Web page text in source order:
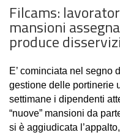
Filcams:
mansioni
produce
E’ cominciata nel segno
gestione delle portinerie
settimane i dipendenti
“nuove” mansioni da
si è aggiudicata